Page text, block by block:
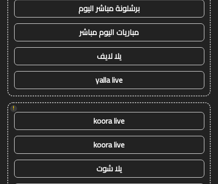
برشلونة مباشر اليوم
مباريات اليوم مباشر
يلا لايف
yalla live
!
koora live
koora live
يلا شوت